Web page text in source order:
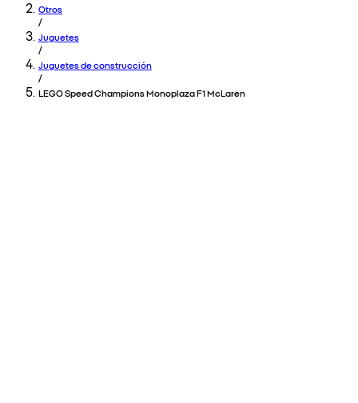
Otros
/
Juguetes
/
Juguetes de construcción
/
LEGO Speed Champions Monoplaza F1 McLaren